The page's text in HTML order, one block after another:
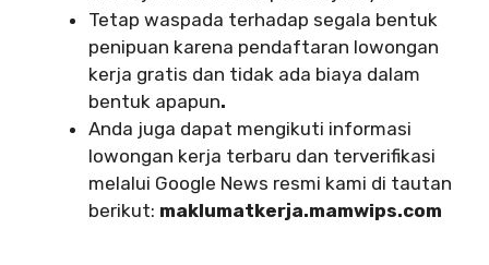
Tetap waspada terhadap segala bentuk
penipuan karena pendaftaran lowongan
kerja gratis dan tidak ada biaya dalam
bentuk apapun.
Anda juga dapat mengikuti informasi
lowongan kerja terbaru dan terverifikasi
melalui Google News resmi kami di tautan
berikut: maklumatkerja.mamwips.com